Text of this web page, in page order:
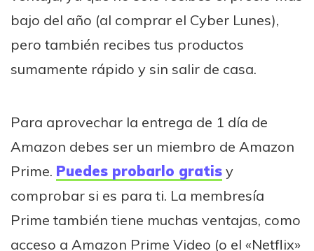
bajo del año (al comprar el Cyber Lunes),
pero también recibes tus productos
sumamente rápido y sin salir de casa.
Para aprovechar la entrega de 1 día de
Amazon debes ser un miembro de Amazon
Prime. Puedes probarlo gratis y
comprobar si es para ti. La membresía
Prime también tiene muchas ventajas, como
acceso a Amazon Prime Video (o el «Netflix»